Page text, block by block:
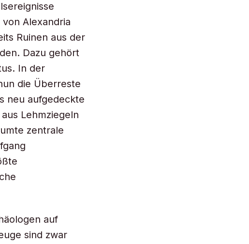
Alexandria
Ruinen aus der
Dazu gehört
In der
die Überreste
neu aufgedeckte
Lehmziegeln
zentrale
auf
sind zwar